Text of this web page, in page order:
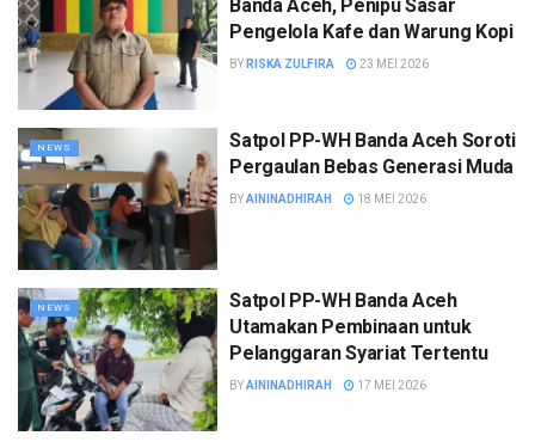
Banda Aceh, Penipu Sasar
Pengelola Kafe dan Warung Kopi
BY RISKA ZULFIRA 23 MEI 2026
NEWS
Satpol PP-WH Banda Aceh Soroti
Pergaulan Bebas Generasi Muda
BYAININADHIRAH 18 MEI 2026
NEWS
Satpol PP-WH Banda Aceh
Utamakan Pembinaan untuk
Pelanggaran Syariat Tertentu
BYAININADHIRAH 17 MEI 2026